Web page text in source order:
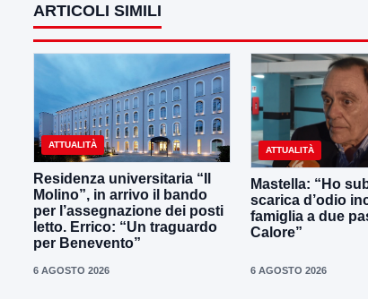
ARTICOLI SIMILI
ATTUALITÀ
Residenza universitaria “Il
Molino”, in arrivo il bando
per l’assegnazione dei posti
letto. Errico: “Un traguardo
per Benevento”
6 AGOSTO 2026
ATTUALITÀ
Mastella: “Ho
scarica d’odio
famiglia a due
Calore”
6 AGOSTO 2026